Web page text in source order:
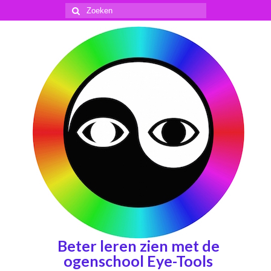
Zoeken
naar:
Beter leren zien met de
ogenschool Eye-Tools